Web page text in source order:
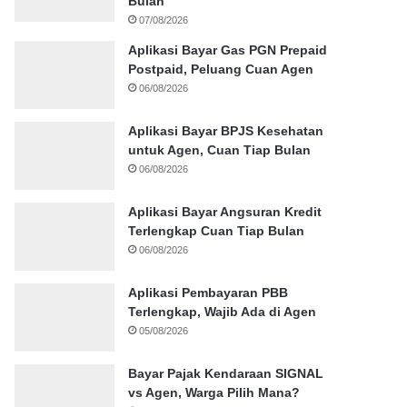
07/08/2026
Aplikasi Bayar Gas PGN Prepaid
Postpaid, Peluang Cuan Agen
06/08/2026
Aplikasi Bayar BPJS Kesehatan
untuk Agen, Cuan Tiap Bulan
06/08/2026
Aplikasi Bayar Angsuran Kredit
Terlengkap Cuan Tiap Bulan
06/08/2026
Aplikasi Pembayaran PBB
Terlengkap, Wajib Ada di Agen
05/08/2026
Bayar Pajak Kendaraan SIGNAL
vs Agen, Warga Pilih Mana?